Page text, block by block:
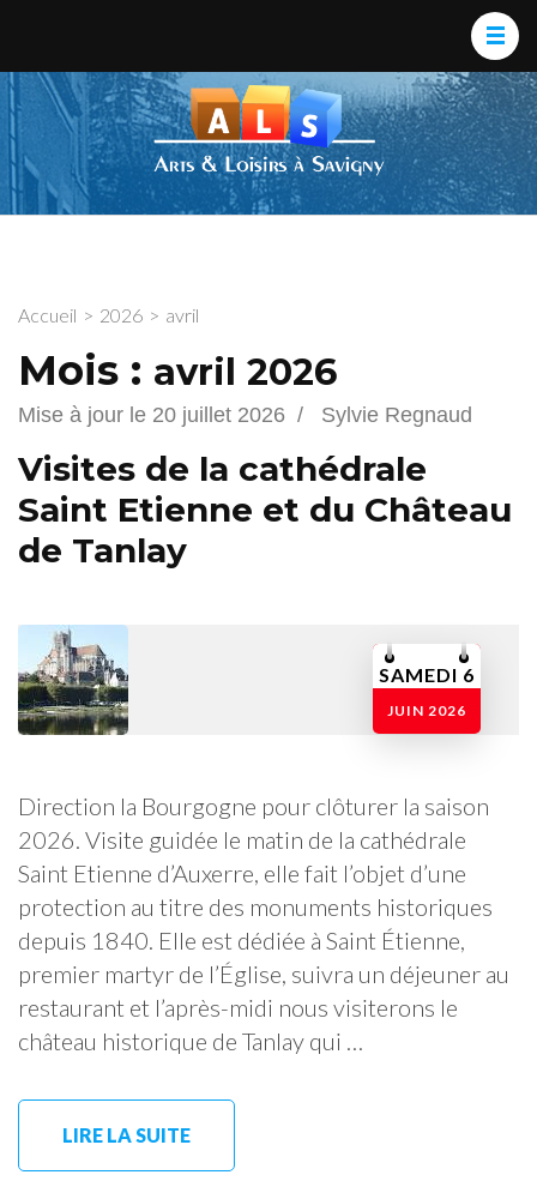
contenu
(Pressez
Entrée)
arts et
loisirs
Un site
utilisant
WordPress
Accueil > 2026 > avril
Mois : avril 2026
Mise à jour le 20 juillet 2026 / Sylvie Regnaud
Visites de la cathédrale
Saint Etienne et du Château
de Tanlay
SAMEDI 6
JUIN 2026
Direction la Bourgogne pour clôturer la saison
2026. Visite guidée le matin de la cathédrale
Saint Etienne d’Auxerre, elle fait l’objet d’une
protection au titre des monuments historiques
depuis 1840. Elle est dédiée à Saint Étienne,
premier martyr de l’Église, suivra un déjeuner au
restaurant et l’après-midi nous visiterons le
château historique de Tanlay qui …
LIRE LA SUITE